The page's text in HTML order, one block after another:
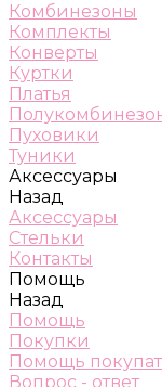
Комбинезоны
Комплекты
Конверты
Куртки
Платья
Пуховики
Туники
Аксессуары
Назад
Аксессуары
Стельки
Контакты
Помощь
Назад
Помощь
Покупки
Помощь
Вопрос - ответ